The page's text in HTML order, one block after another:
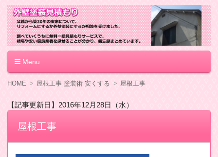
外壁塗装見積もり
Menu
コ
テ
ン
へ
HOME 屋根工事 塗装術 安くする 屋根工事
【記事更新日】2016年12月28日（水）
屋根工事